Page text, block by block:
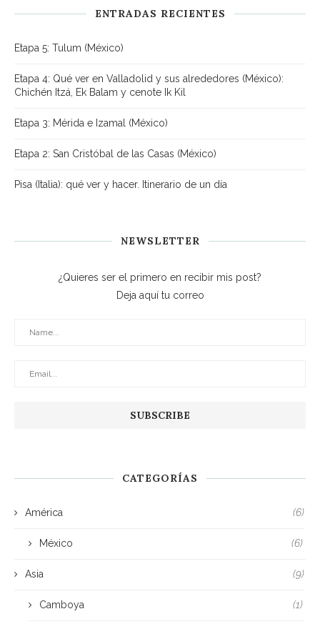
ENTRADAS RECIENTES
Etapa 5: Tulum (México)
Etapa 4: Qué ver en Valladolid y sus alrededores (México):
Chichén Itzá, Ek Balam y cenote Ik Kil
Etapa 3: Mérida e Izamal (México)
Etapa 2: San Cristóbal de las Casas (México)
Pisa (Italia): qué ver y hacer. Itinerario de un día
NEWSLETTER
¿Quieres ser el primero en recibir mis post?
Deja aquí tu correo
CATEGORÍAS
América (6)
México (6)
Asia (9)
Camboya (1)